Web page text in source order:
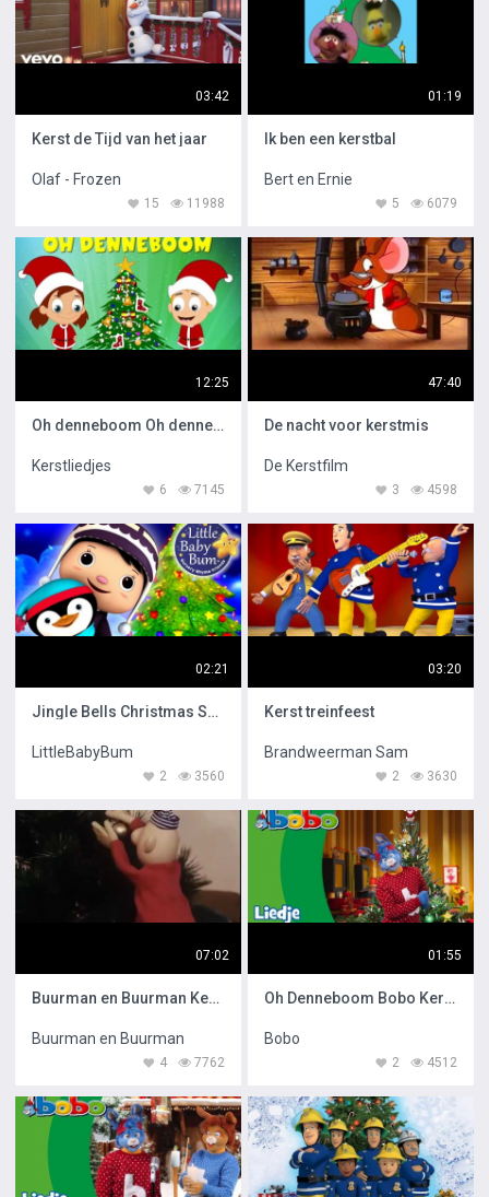
03:42
Kerst de Tijd van het jaar
Olaf - Frozen
11988
15
01:19
Ik ben een kerstbal
Bert en Ernie
6079
5
12:25
Oh denneboom Oh denneboom
Kerstliedjes
7145
6
47:40
De nacht voor kerstmis
De Kerstfilm
4598
3
02:21
Jingle Bells Christmas Songs
LittleBabyBum
3560
2
03:20
Kerst treinfeest
Brandweerman Sam
3630
2
07:02
Buurman en Buurman Kerstboom
Buurman en Buurman
7762
4
01:55
Oh Denneboom Bobo Kerstliedjes
Bobo
4512
2